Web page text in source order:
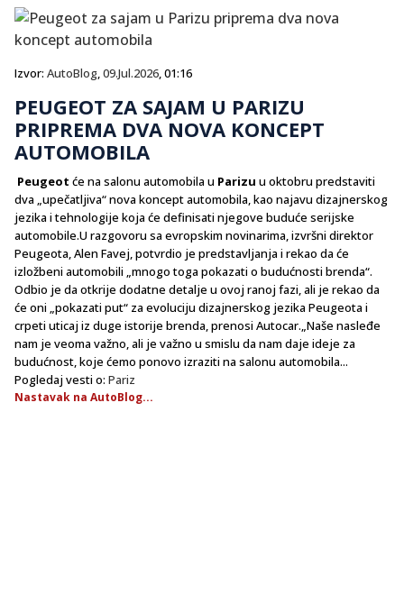
Izvor: AutoBlog,09.Jul.2026, 01:16
PEUGEOT ZA SAJAM U PARIZU
PRIPREMA DVA NOVA KONCEPT
AUTOMOBILA
Peugeot će na salonu automobila u Parizu u oktobru predstaviti
dva „upečatljiva“ nova koncept automobila, kao najavu dizajnerskog
jezika i tehnologije koja će definisati njegove buduće serijske
automobile.U razgovoru sa evropskim novinarima, izvršni direktor
Peugeota, Alen Favej, potvrdio je predstavljanja i rekao da će
izložbeni automobili „mnogo toga pokazati o budućnosti brenda“.
Odbio je da otkrije dodatne detalje u ovoj ranoj fazi, ali je rekao da
će oni „pokazati put“ za evoluciju dizajnerskog jezika Peugeota i
crpeti uticaj iz duge istorije brenda, prenosi Autocar.„Naše nasleđe
nam je veoma važno, ali je važno u smislu da nam daje ideje za
budućnost, koje ćemo ponovo izraziti na salonu automobila...
Pogledaj vesti o: Pariz
Nastavak na AutoBlog...